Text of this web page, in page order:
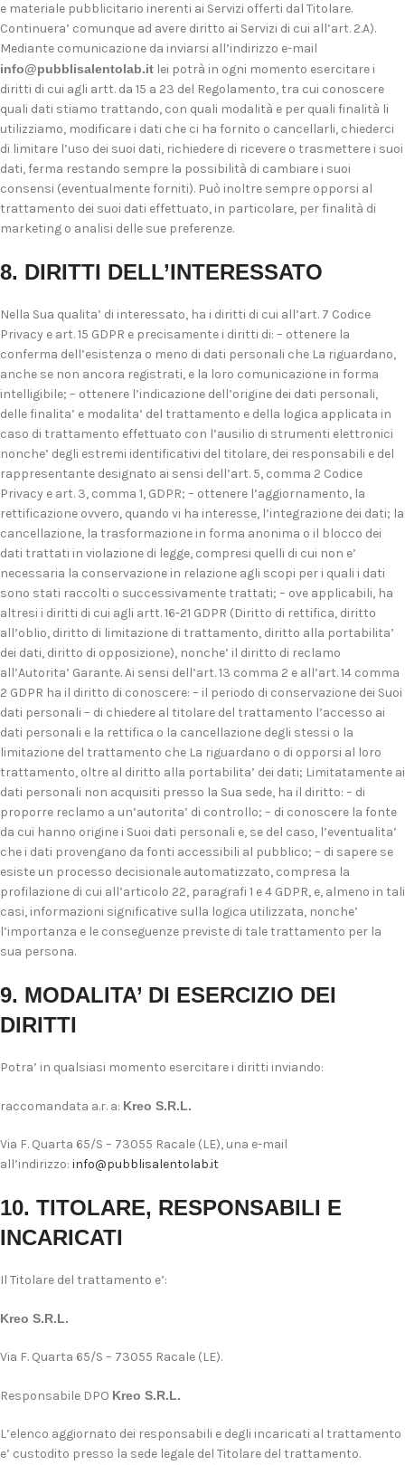
e materiale pubblicitario inerenti ai Servizi offerti dal Titolare.
Continuera’ comunque ad avere diritto ai Servizi di cui all’art. 2.A).
Mediante comunicazione da inviarsi all’indirizzo e-mail
info@pubblisalentolab.it lei potrà in ogni momento esercitare i
diritti di cui agli artt. da 15 a 23 del Regolamento, tra cui conoscere
quali dati stiamo trattando, con quali modalità e per quali finalità li
utilizziamo, modificare i dati che ci ha fornito o cancellarli, chiederci
di limitare l’uso dei suoi dati, richiedere di ricevere o trasmettere i suoi
dati, ferma restando sempre la possibilità di cambiare i suoi
consensi (eventualmente forniti). Può inoltre sempre opporsi al
trattamento dei suoi dati effettuato, in particolare, per finalità di
marketing o analisi delle sue preferenze.
8. DIRITTI DELL’INTERESSATO
Nella Sua qualita’ di interessato, ha i diritti di cui all’art. 7 Codice
Privacy e art. 15 GDPR e precisamente i diritti di: – ottenere la
conferma dell’esistenza o meno di dati personali che La riguardano,
anche se non ancora registrati, e la loro comunicazione in forma
intelligibile; – ottenere l’indicazione dell’origine dei dati personali,
delle finalita’ e modalita’ del trattamento e della logica applicata in
caso di trattamento effettuato con l’ausilio di strumenti elettronici
nonche’ degli estremi identificativi del titolare, dei responsabili e del
rappresentante designato ai sensi dell’art. 5, comma 2 Codice
Privacy e art. 3, comma 1, GDPR; – ottenere l’aggiornamento, la
rettificazione ovvero, quando vi ha interesse, l’integrazione dei dati; la
cancellazione, la trasformazione in forma anonima o il blocco dei
dati trattati in violazione di legge, compresi quelli di cui non e’
necessaria la conservazione in relazione agli scopi per i quali i dati
sono stati raccolti o successivamente trattati; – ove applicabili, ha
altresi i diritti di cui agli artt. 16-21 GDPR (Diritto di rettifica, diritto
all’oblio, diritto di limitazione di trattamento, diritto alla portabilita’
dei dati, diritto di opposizione), nonche’ il diritto di reclamo
all’Autorita’ Garante. Ai sensi dell’art. 13 comma 2 e all’art. 14 comma
2 GDPR ha il diritto di conoscere: – il periodo di conservazione dei Suoi
dati personali – di chiedere al titolare del trattamento l’accesso ai
dati personali e la rettifica o la cancellazione degli stessi o la
limitazione del trattamento che La riguardano o di opporsi al loro
trattamento, oltre al diritto alla portabilita’ dei dati; Limitatamente ai
dati personali non acquisiti presso la Sua sede, ha il diritto: – di
proporre reclamo a un’autorita’ di controllo; – di conoscere la fonte
da cui hanno origine i Suoi dati personali e, se del caso, l’eventualita’
che i dati provengano da fonti accessibili al pubblico; – di sapere se
esiste un processo decisionale automatizzato, compresa la
profilazione di cui all’articolo 22, paragrafi 1 e 4 GDPR, e, almeno in tali
casi, informazioni significative sulla logica utilizzata, nonche’
l’importanza e le conseguenze previste di tale trattamento per la
sua persona.
9. MODALITA’ DI ESERCIZIO DEI
DIRITTI
Potra’ in qualsiasi momento esercitare i diritti inviando:
raccomandata a.r. a: Kreo S.R.L.
Via F. Quarta 65/S – 73055 Racale (LE), una e-mail
all’indirizzo: info@pubblisalentolab.it
10. TITOLARE, RESPONSABILI E
INCARICATI
Il Titolare del trattamento e’:
Kreo S.R.L.
Via F. Quarta 65/S – 73055 Racale (LE).
Responsabile DPO Kreo S.R.L.
L’elenco aggiornato dei responsabili e degli incaricati al trattamento
e’ custodito presso la sede legale del Titolare del trattamento.